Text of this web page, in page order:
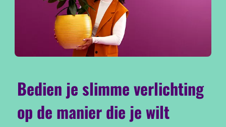
Bedien je slimme verlichting
op de manier die je wilt